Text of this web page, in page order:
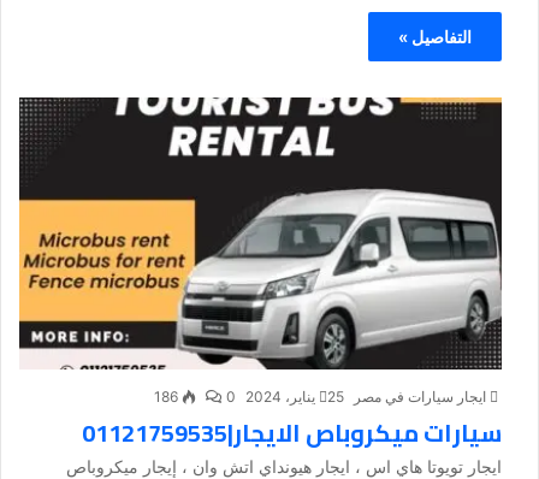
التفاصيل »
ايجار سيارات في مصر 25 يناير، 2024 0
186
سيارات ميكروباص الايجار|01121759535
ايجار تويوتا هاي اس ، ايجار هيونداي اتش وان ، إيجار ميكروباص